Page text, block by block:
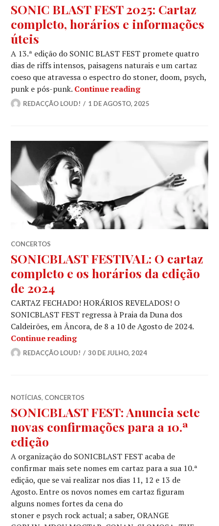
SONIC BLAST FEST 2025: Cartaz
completo, horários e informações
úteis
A 13.ª edição do SONIC BLAST FEST promete quatro
dias de riffs intensos, paisagens naturais e um cartaz
coeso que atravessa o espectro do stoner, doom, psych,
punk e pós-punk. Continue readingSONIC BLAST
REDACÇÃO LOUD! 1 DE AGOSTO, 2025
CONCERTOS
SONICBLAST FESTIVAL: O cartaz
completo e os horários da edição
de 2024
CARTAZ FECHADO! HORÁRIOS REVELADOS! O
SONICBLAST FEST regressa à Praia da Duna dos
Caldeirões, em Âncora, de 8 a 10 de Agosto de 2024.
Continue readingSONICBLAST FESTIVAL: O cartaz
REDACÇÃO LOUD! 30 DE JULHO, 2024
NOTÍCIAS, CONCERTOS
SONICBLAST FEST: Anuncia sete
novas confirmações para a 10.ª
edição
A organização do SONICBLAST FEST acaba de
confirmar mais sete nomes em cartaz para a sua 10.ª
edição, que se vai realizar nos dias 11, 12 e 13 de
Agosto. Entre os novos nomes em cartaz figuram
alguns nomes fortes da cena do
stoner e psych rock actual; a saber, ORANGE